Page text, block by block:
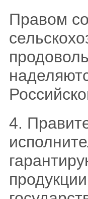
Правом
4.